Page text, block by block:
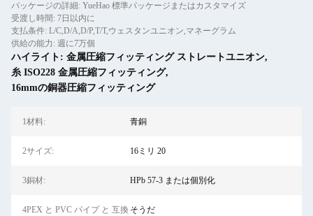
パッケージの詳細: YueHao 標準パッケージまたはカスタマイズ
受渡し時間: 7日以内に
支払条件: L/C,D/A,D/P,T/T,ウェスタンユニオン,マネーグラム
供給の能力: 週に7万個
ハイライト: 金属圧縮フィッティング ストレートユニオン,
糸 ISO228 金属圧縮フィッティング,
16mmの銅器圧縮フィッティング
1材料: 青銅
2サイズ: 16ミリ 20
3銅材: HPb 57-3 または個別化
4PEX と PVC パイプ と 互換 そうだ